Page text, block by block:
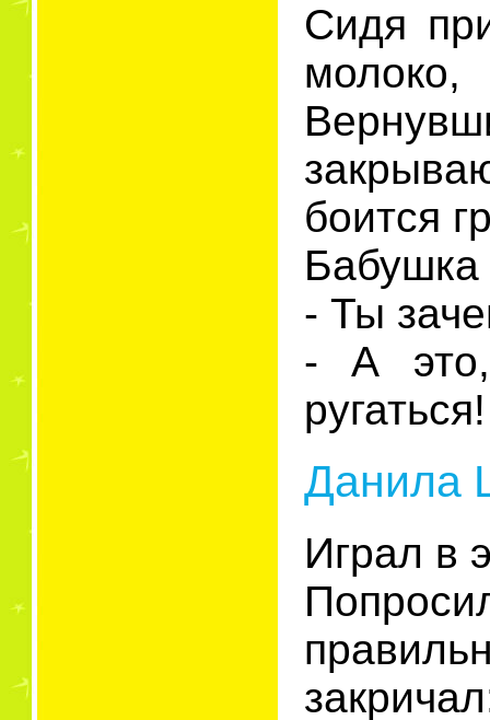
Сидя
боится
Бабушка
- Ты
- А
ругаться!
Данила
Играл в